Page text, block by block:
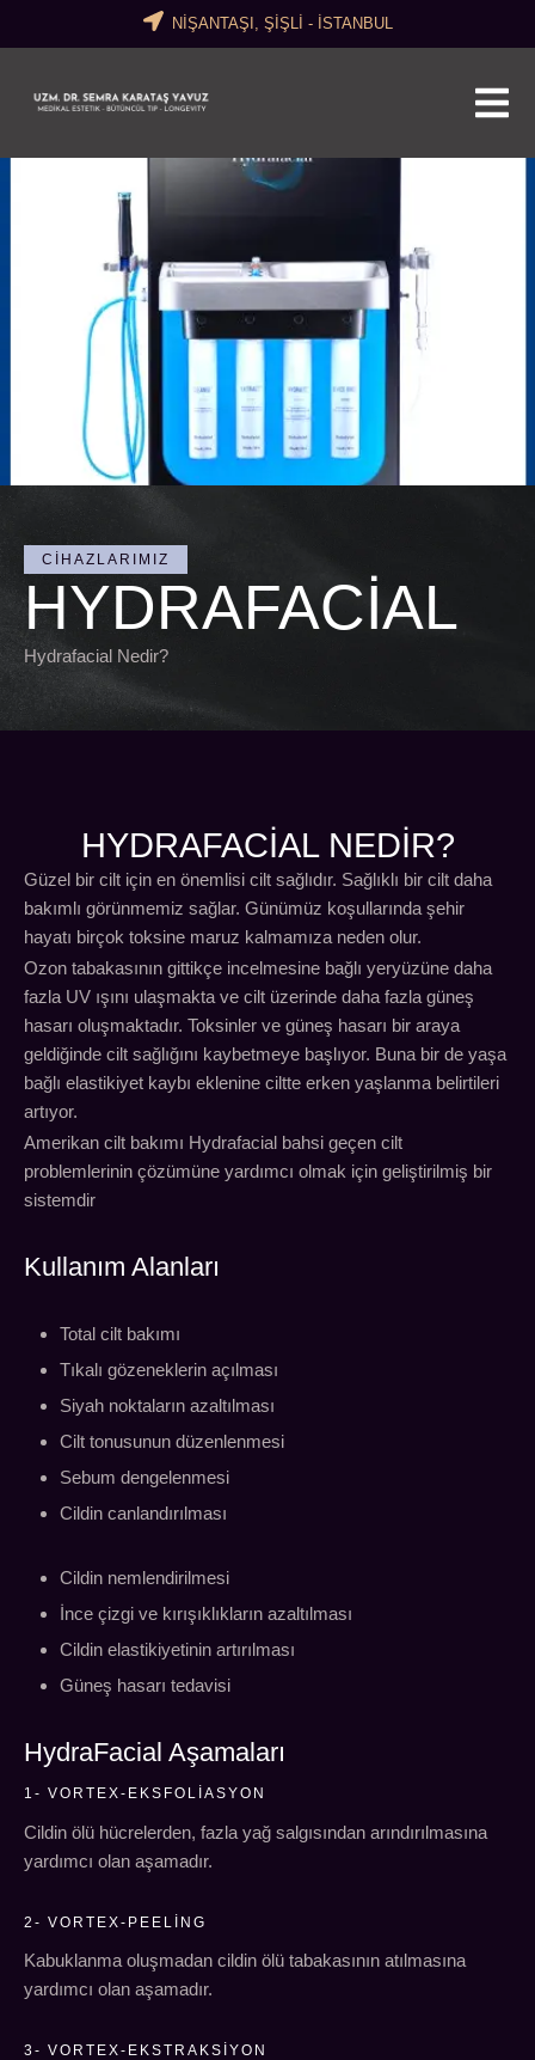
NİŞANTAŞI, ŞİŞLİ - İSTANBUL
CIHAZLARIMIZ
HYDRAFACIAL
Hydrafacial Nedir?
HYDRAFACIAL NEDİR?
Güzel bir cilt için en önemlisi cilt sağlıdır. Sağlıklı bir cilt daha
bakımlı görünmemiz sağlar. Günümüz koşullarında şehir
hayatı birçok toksine maruz kalmamıza neden olur.
Ozon tabakasının gittikçe incelmesine bağlı yeryüzüne daha
fazla UV ışını ulaşmakta ve cilt üzerinde daha fazla güneş
hasarı oluşmaktadır. Toksinler ve güneş hasarı bir araya
geldiğinde cilt sağlığını kaybetmeye başlıyor. Buna bir de yaşa
bağlı elastikiyet kaybı eklenine ciltte erken yaşlanma belirtileri
artıyor.
Amerikan cilt bakımı Hydrafacial bahsi geçen cilt
problemlerinin çözümüne yardımcı olmak için geliştirilmiş bir
sistemdir
Kullanım Alanları
Total cilt bakımı
Tıkalı gözeneklerin açılması
Siyah noktaların azaltılması
Cilt tonusunun düzenlenmesi
Sebum dengelenmesi
Cildin canlandırılması
Cildin nemlendirilmesi
İnce çizgi ve kırışıklıkların azaltılması
Cildin elastikiyetinin artırılması
Güneş hasarı tedavisi
HydraFacial Aşamaları
1- VORTEX-EKSFOLIASYON
Cildin ölü hücrelerden, fazla yağ salgısından arındırılmasına
yardımcı olan aşamadır.
2- VORTEX-PEELING
Kabuklanma oluşmadan cildin ölü tabakasının atılmasına
yardımcı olan aşamadır.
3- VORTEX-EKSTRAKSIYON